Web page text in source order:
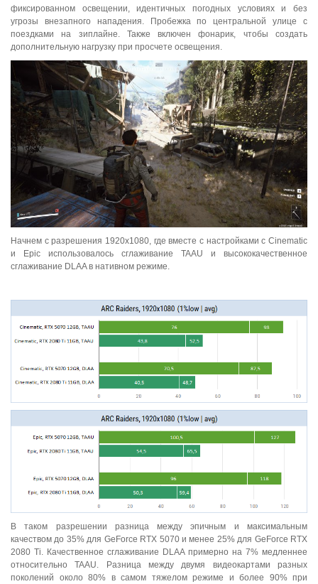
фиксированном освещении, идентичных погодных условиях и без
угрозы внезапного нападения. Пробежка по центральной улице с
поездками на зиплайне. Также включен фонарик, чтобы создать
дополнительную нагрузку при просчете освещения.
Начнем с разрешения 1920x1080, где вместе с настройками с Cinematic
и Epic использовалось сглаживание TAAU и высококачественное
сглаживание DLAA в нативном режиме.
В таком разрешении разница между эпичным и максимальным
качеством до 35% для GeForce RTX 5070 и менее 25% для GeForce RTX
2080 Ti. Качественное сглаживание DLAA примерно на 7% медленнее
относительно TAAU. Разница между двумя видеокартами разных
поколений около 80% в самом тяжелом режиме и более 90% при